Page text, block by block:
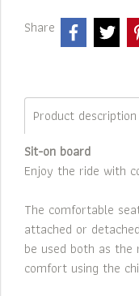
Share
Product description
Sit-on board
Enjoy the ride with
The comfortable
attached or
be used both as
comfort using the